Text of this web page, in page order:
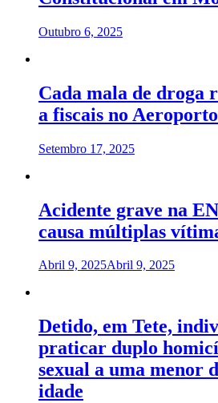
Outubro 6, 2025
Cada mala de droga
a fiscais no
Setembro 17, 2025
Acidente grave na
causa múltiplas
Abril 9, 2025Abril 9, 2025
Detido, em Tete,
praticar duplo
sexual a uma menor
idade